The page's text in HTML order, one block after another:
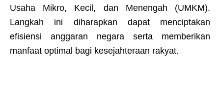
Usaha Mikro, Kecil, dan Menengah (UMKM).
Langkah ini diharapkan dapat menciptakan
efisiensi anggaran negara serta memberikan
manfaat optimal bagi kesejahteraan rakyat.